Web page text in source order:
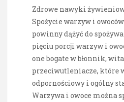
Zdrowe nawyki
Spożycie warzyw i
powinny dążyć do
pięciu porcji warzyw i
one bogate w błonnik,
przeciwutleniacze, które
odpornościowy i ogólny
Warzywa i owoce można